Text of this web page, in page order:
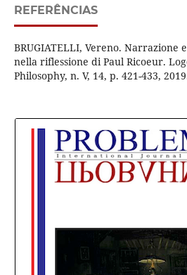
REFERÊNCIAS
BRUGIATELLI, Vereno. Narrazione
nella riflessione di Paul Ricoeur.
Philosophy, n. V, 14, p. 421-433,